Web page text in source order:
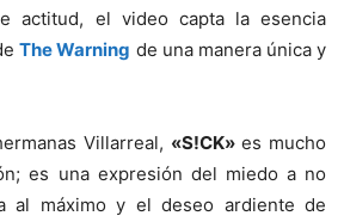
actitud, el video capta la esencia
The Warning de una manera única y
Villarreal, «S!CK»es mucho
es una expresión del miedo a no
al máximo y el deseo ardiente de